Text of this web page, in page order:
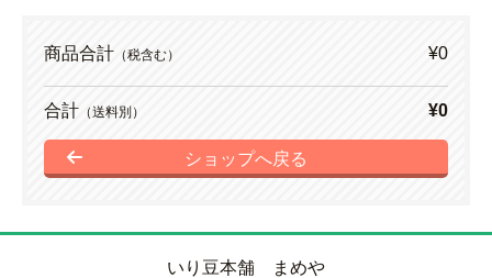
商品合計 （税含む） ¥0
合計 （送料別） ¥0
ショップへ戻る
いり豆本舗 まめや